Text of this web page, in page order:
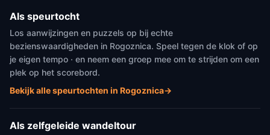
Als speurtocht
Los aanwijzingen en puzzels op bij echte
bezienswaardigheden in Rogoznica. Speel tegen de klok of op
je eigen tempo · en neem een groep mee om te strijden om een
plek op het scorebord.
Bekijk alle speurtochten in Rogoznica→
Als zelfgeleide wandeltour